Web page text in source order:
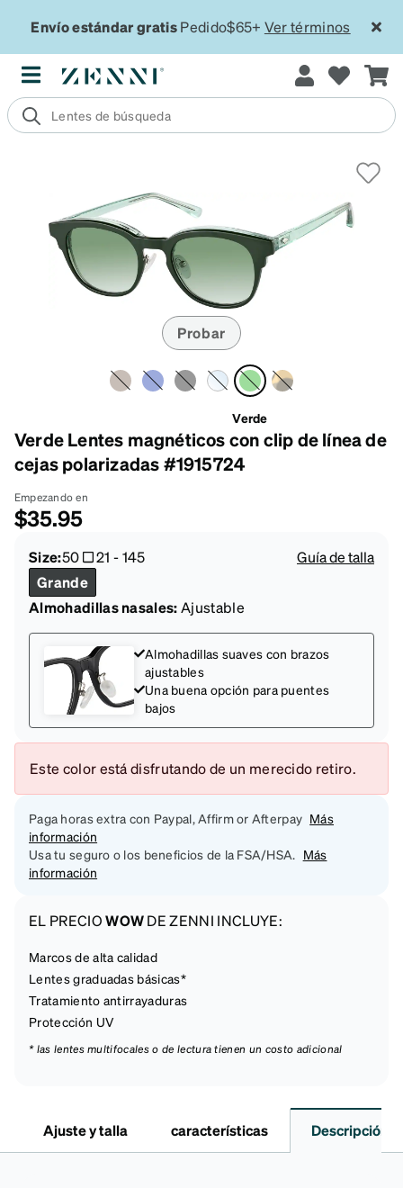
Envío estándar gratisPedido$65+ Ver términos
Probar
Verde
Verde Lentes magnéticos con clip de línea de
cejas polarizadas #1915724
Empezando en
$35.95
Size:50 21 -145
Guía de talla
Grande
Almohadillas nasales:Ajustable
Almohadillas suaves con brazos
ajustables
Una buena opción para puentes
bajos
Este color está disfrutando de un merecido retiro.
Paga horas extra con Paypal, Affirm or Afterpay Más
información
Usa tu seguro o los beneficios de la FSA/HSA. Más
información
EL PRECIOWOWDE ZENNI INCLUYE:
Marcos de alta calidad
Lentes graduadas básicas*
Tratamiento antirrayaduras
Protección UV
* las lentes multifocales o de lectura tienen un costo adicional
Ajuste y talla características Descripción